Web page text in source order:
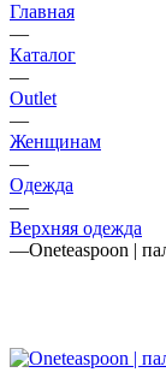
Главная
—
Каталог
—
Outlet
—
Женщинам
—
Одежда
—
Верхняя одежда
—Oneteaspoon |